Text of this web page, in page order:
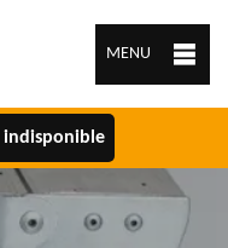
MENU
indisponible